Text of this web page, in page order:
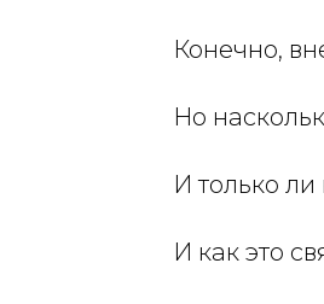
Конечно,
Но
И только
И как это